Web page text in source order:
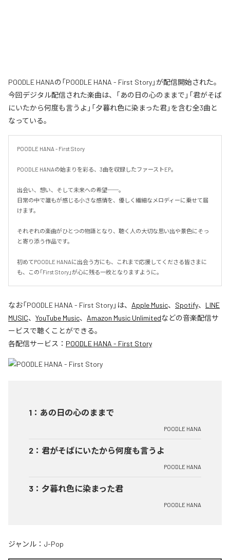
POODLE HANAの「POODLE HANA - First Story」が配信開始された。
今回デジタル配信された楽曲は、「あの日の心のままで」「君がそば
にいたから何度も言うよ」「夕暮れ色に染まった君」を含む全3曲と
なっている。
POODLE HANA - First Story
POODLE HANAの始まりを彩る、3曲を収録したファーストEP。
出会い、想い、そして未来への希望──。
日常の中で誰もが感じる小さな感情を、優しく繊細なメロディーに乗せて届
けます。
それぞれの楽曲がひとつの物語となり、聴く人の大切な思い出や景色にそっ
と寄り添う作品です。
初めてPOODLE HANAに出会う方にも、これまで応援してくださる皆さまに
も、この「First Story」が心に残る一枚となりますように。
なお「POODLE HANA - First Story」は、 Apple Music、 Spotify、 LINE
MUSIC、 YouTube Music、 Amazon Music Unlimitedなどの音楽配信サ
ービスで聴くことができる。
各配信サービス： POODLE HANA - First Story
1 ： あの日の心のままで
POODLE HANA
2 ： 君がそばにいたから何度も言うよ
POODLE HANA
3 ： 夕暮れ色に染まった君
POODLE HANA
ジャンル： J-Pop